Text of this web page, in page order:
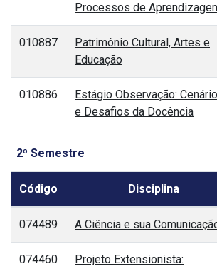
Processos de
010887
Patrimônio Cultural, Artes e
Educação
010886
Estágio Observação:
e Desafios da Docência
2º Semestre
Código Disciplina
074489 A Ciência e sua
074460
Projeto Extensionista: